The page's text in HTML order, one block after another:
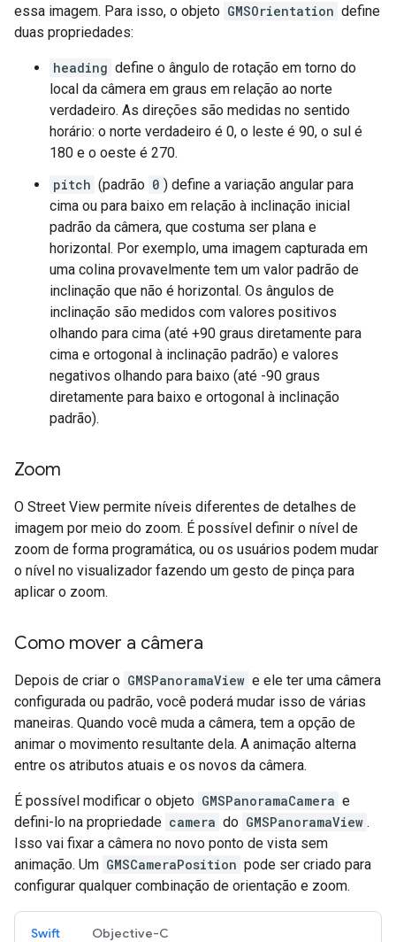
essa imagem. Para isso, o objeto GMSOrientation define
duas propriedades:
heading define o ângulo de rotação em torno do
local da câmera em graus em relação ao norte
verdadeiro. As direções são medidas no sentido
horário: o norte verdadeiro é 0, o leste é 90, o sul é
180 e o oeste é 270.
pitch (padrão 0 ) define a variação angular para
cima ou para baixo em relação à inclinação inicial
padrão da câmera, que costuma ser plana e
horizontal. Por exemplo, uma imagem capturada em
uma colina provavelmente tem um valor padrão de
inclinação que não é horizontal. Os ângulos de
inclinação são medidos com valores positivos
olhando para cima (até +90 graus diretamente para
cima e ortogonal à inclinação padrão) e valores
negativos olhando para baixo (até -90 graus
diretamente para baixo e ortogonal à inclinação
padrão).
Zoom
O Street View permite níveis diferentes de detalhes de
imagem por meio do zoom. É possível definir o nível de
zoom de forma programática, ou os usuários podem mudar
o nível no visualizador fazendo um gesto de pinça para
aplicar o zoom.
Como mover a câmera
Depois de criar o GMSPanoramaView e ele ter uma câmera
configurada ou padrão, você poderá mudar isso de várias
maneiras. Quando você muda a câmera, tem a opção de
animar o movimento resultante dela. A animação alterna
entre os atributos atuais e os novos da câmera.
É possível modificar o objeto GMSPanoramaCamera e
defini-lo na propriedade camera do GMSPanoramaView .
Isso vai fixar a câmera no novo ponto de vista sem
animação. Um GMSCameraPosition pode ser criado para
configurar qualquer combinação de orientação e zoom.
Swift Objective-C